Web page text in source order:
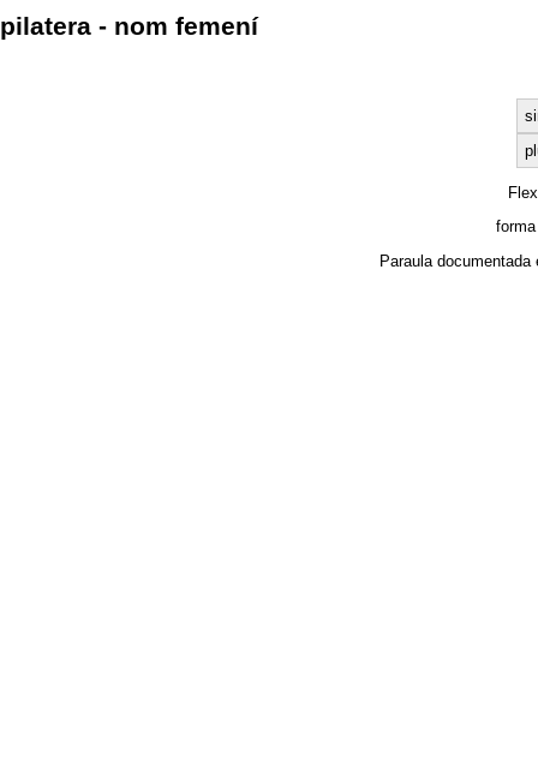
pilatera - nom femení
Paraula